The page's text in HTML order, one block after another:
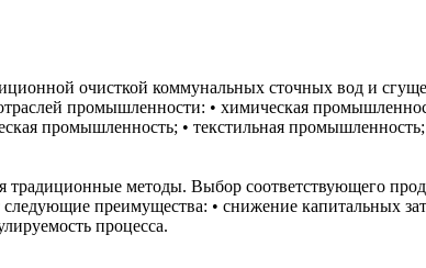
очисткой коммунальных сточных вод и
промышленности: • химическая
промышленность; • текстильная
методы. Выбор соответствующего
преимущества: • снижение капитальных
процесса.